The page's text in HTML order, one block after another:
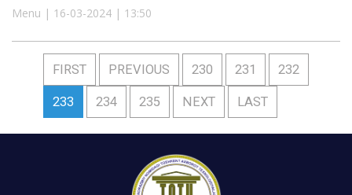
Menu | 16-03-2024 | 13:50
FIRST PREVIOUS 230 231 232
233 234 235 NEXT LAST